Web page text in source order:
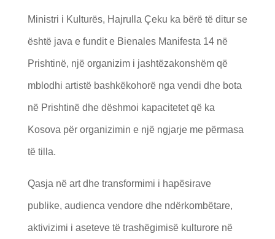
Ministri i Kulturës, Hajrulla Çeku ka bërë të ditur se
është java e fundit e Bienales Manifesta 14 në
Prishtinë, një organizim i jashtëzakonshëm që
mblodhi artistë bashkëkohorë nga vendi dhe bota
në Prishtinë dhe dëshmoi kapacitetet që ka
Kosova për organizimin e një ngjarje me përmasa
të tilla.
Qasja në art dhe transformimi i hapësirave
publike, audienca vendore dhe ndërkombëtare,
aktivizimi i aseteve të trashëgimisë kulturore në